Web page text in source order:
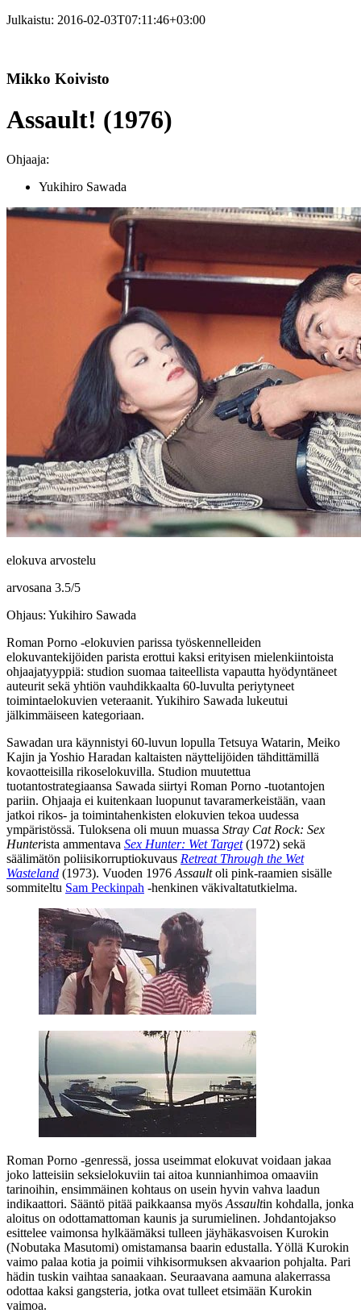
Julkaistu: 2016-02-03T07:11:46+03:00
Mikko Koivisto
Assault! (1976)
Ohjaaja:
Yukihiro Sawada
elokuva arvostelu
arvosana 3.5/5
Ohjaus: Yukihiro Sawada
Roman Porno ‑elokuvien parissa työskennelleiden
elokuvantekijöiden parista erottui kaksi erityisen mielenkiintoista
ohjaajatyyppiä: studion suomaa taiteellista vapautta hyödyntäneet
auteurit sekä yhtiön vauhdikkaalta 60‑luvulta periytyneet
toimintaelokuvien veteraanit. Yukihiro Sawada lukeutui
jälkimmäiseen kategoriaan.
Sawadan ura käynnistyi 60‑luvun lopulla Tetsuya Watarin, Meiko
Kajin ja Yoshio Haradan kaltaisten näyttelijöiden tähdittämillä
kovaotteisilla rikoselokuvilla. Studion muutettua
tuotantostrategiaansa Sawada siirtyi Roman Porno ‑tuotantojen
pariin. Ohjaaja ei kuitenkaan luopunut tavaramerkeistään, vaan
jatkoi rikos‑ ja toimintahenkisten elokuvien tekoa uudessa
ympäristössä. Tuloksena oli muun muassa Stray Cat Rock: Sex
Hunterista ammentava Sex Hunter: Wet Target(1972) sekä
säälimätön poliisikorruptiokuvaus Retreat Through the Wet
Wasteland (1973). Vuoden 1976 Assaultoli pink-raamien sisälle
sommiteltu Sam Peckinpah ‑henkinen väkivaltatutkielma.
Roman Porno ‑genressä, jossa useimmat elokuvat voidaan jakaa
joko latteisiin seksielokuviin tai aitoa kunnianhimoa omaaviin
tarinoihin, ensimmäinen kohtaus on usein hyvin vahva laadun
indikaattori. Sääntö pitää paikkaansa myös Assaultin kohdalla, jonka
aloitus on odottamattoman kaunis ja surumielinen. Johdantojakso
esittelee vaimonsa hylkäämäksi tulleen jäyhäkasvoisen Kurokin
(Nobutaka Masutomi) omistamansa baarin edustalla. Yöllä Kurokin
vaimo palaa kotia ja poimii vihkisormuksen akvaarion pohjalta. Pari
hädin tuskin vaihtaa sanaakaan. Seuraavana aamuna alakerrassa
odottaa kaksi gangsteria, jotka ovat tulleet etsimään Kurokin
vaimoa.